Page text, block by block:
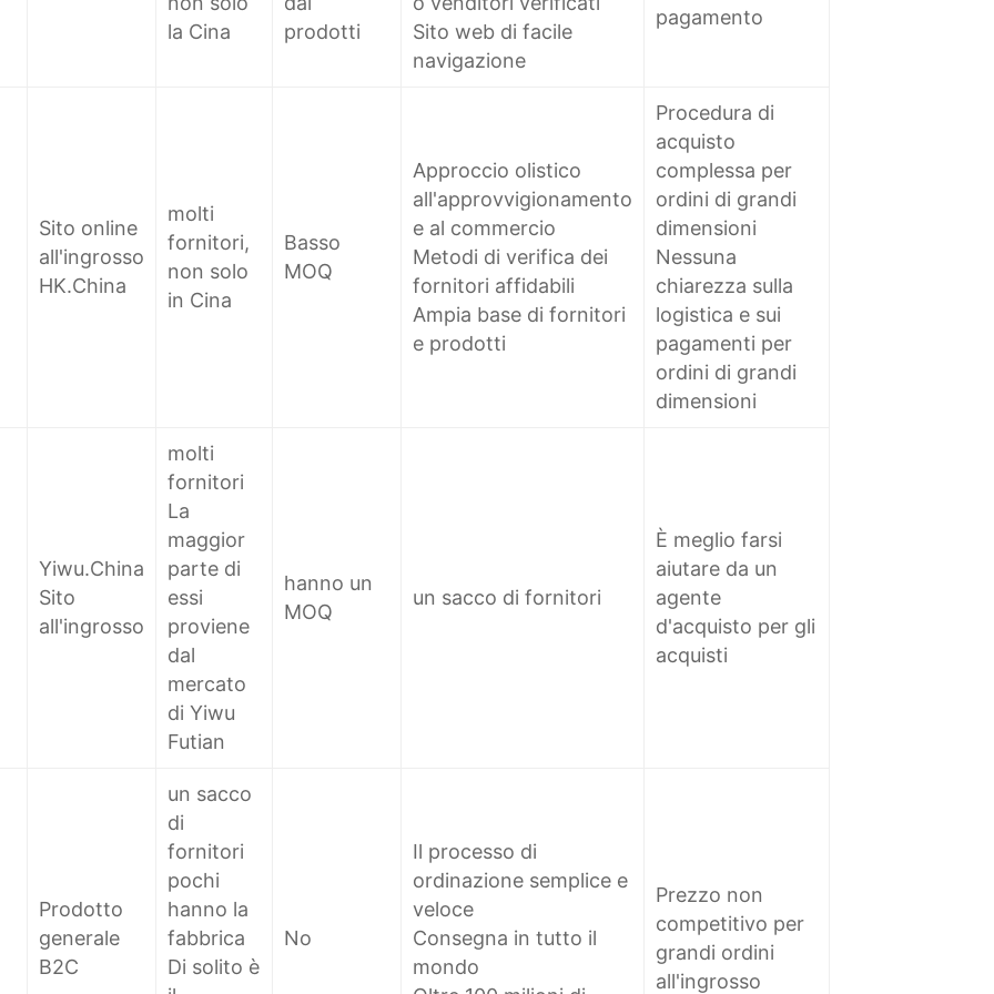
la Cina
prodotti
Sito web di facile
navigazione
pagamento
Sito online
all'ingrosso
HK.China
molti
fornitori,
non solo
in Cina
Basso
MOQ
Approccio olistico
all'approvvigionamento
e al commercio
Metodi di verifica dei
fornitori affidabili
Ampia base di fornitori
e prodotti
Procedura di
acquisto
complessa per
ordini di grandi
dimensioni
Nessuna
chiarezza sulla
logistica e sui
pagamenti per
ordini di grandi
dimensioni
Yiwu.China
Sito
all'ingrosso
molti
fornitori
La
maggior
parte di
essi
proviene
dal
mercato
di Yiwu
Futian
hanno un
MOQ
un sacco di fornitori
È meglio farsi
aiutare da un
agente
d'acquisto per gli
acquisti
Prodotto
generale
B2C
un sacco
di
fornitori
pochi
hanno la
fabbrica
Di solito è
No
Il processo di
ordinazione semplice e
veloce
Consegna in tutto il
mondo
Prezzo non
competitivo per
grandi ordini
all'ingrosso